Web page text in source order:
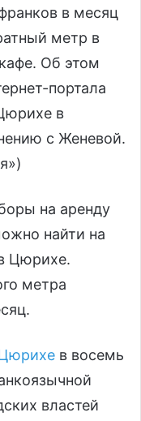
в месяц
метр в
Об этом
портала
в
с Женевой.
на аренду
найти на
Цюрихе.
метра
в восемь
властей